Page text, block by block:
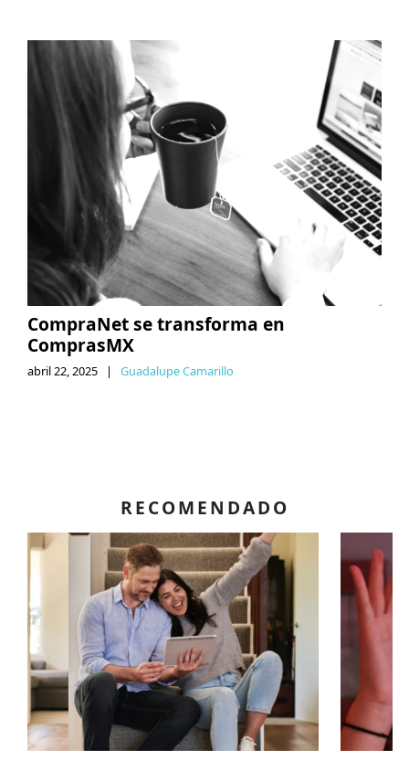
CompraNet se transforma en
ComprasMX
abril 22, 2025 | Guadalupe Camarillo
RECOMENDADO